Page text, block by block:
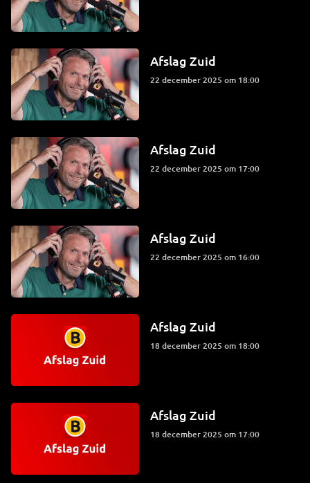
Afslag Zuid
22 december 2025 om 18:00
Afslag Zuid
22 december 2025 om 17:00
Afslag Zuid
22 december 2025 om 16:00
Afslag Zuid
18 december 2025 om 18:00
Afslag Zuid
18 december 2025 om 17:00